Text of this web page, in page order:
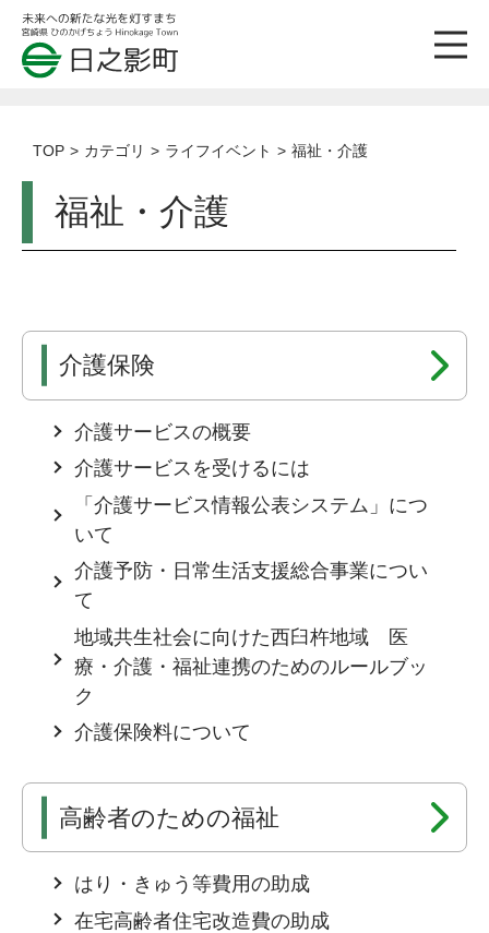
TOP カテゴリ ライフイベント 福祉・介護
福祉・介護
介護保険
介護サービスの概要
介護サービスを受けるには
「介護サービス情報公表システム」につ
いて
介護予防・日常生活支援総合事業につい
て
地域共生社会に向けた西臼杵地域 医
療・介護・福祉連携のためのルールブッ
ク
介護保険料について
高齢者のための福祉
はり・きゅう等費用の助成
在宅高齢者住宅改造費の助成